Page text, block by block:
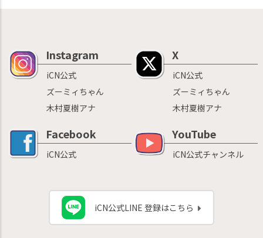
Instagram
iCN公式
ズーミィちゃん
木村夏樹アナ
X
iCN公式
ズーミィちゃん
木村夏樹アナ
Facebook
iCN公式
YouTube
iCN公式チャンネル
iCN公式LINE 登録はこちら